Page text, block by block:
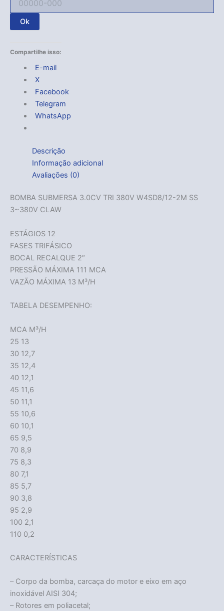
Ok
Compartilhe isso:
E-mail
X
Facebook
Telegram
WhatsApp
Descrição
Informação adicional
Avaliações (0)
BOMBA SUBMERSA 3.0CV TRI 380V W4SD8/12-2M SS
3~380V CLAW
ESTÁGIOS 12
FASES TRIFÁSICO
BOCAL RECALQUE 2″
PRESSÃO MÁXIMA 111 MCA
VAZÃO MÁXIMA 13 M³/H
TABELA DESEMPENHO:
MCA M³/H
25 13
30 12,7
35 12,4
40 12,1
45 11,6
50 11,1
55 10,6
60 10,1
65 9,5
70 8,9
75 8,3
80 7,1
85 5,7
90 3,8
95 2,9
100 2,1
110 0,2
CARACTERÍSTICAS
– Corpo da bomba, carcaça do motor e eixo em aço
inoxidável AISI 304;
– Rotores em poliacetal;